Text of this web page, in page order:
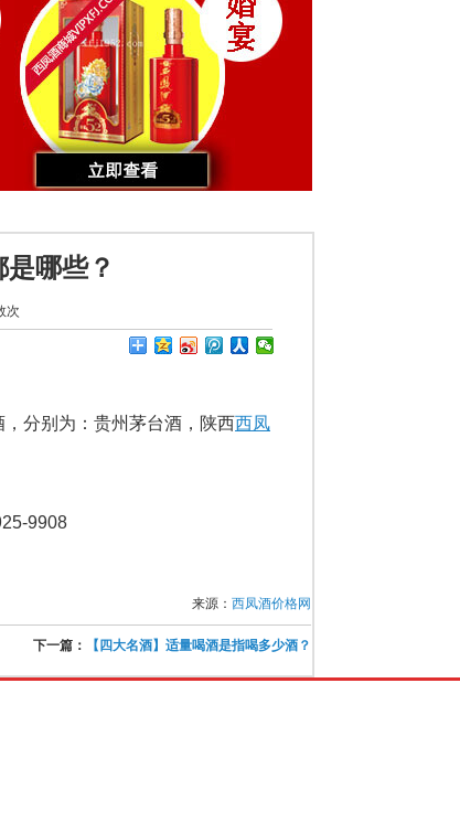
哪些？
次
分别为：贵州茅台酒，陕西西凤
9908
来源： 西凤酒价格网
下一篇： 【四大名酒】适量喝酒是指喝多少酒？